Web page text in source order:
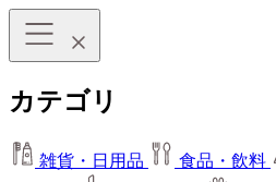
カテゴリ
雑貨・日用品 食品・飲料